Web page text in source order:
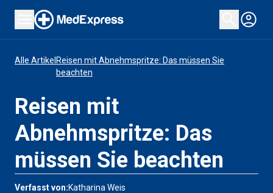
Alle Artikel Reisen mit Abnehmspritze: Das müssen Sie
beachten
Reisen mit
Abnehmspritze: Das
müssen Sie beachten
Verfasst von:Katharina Weis